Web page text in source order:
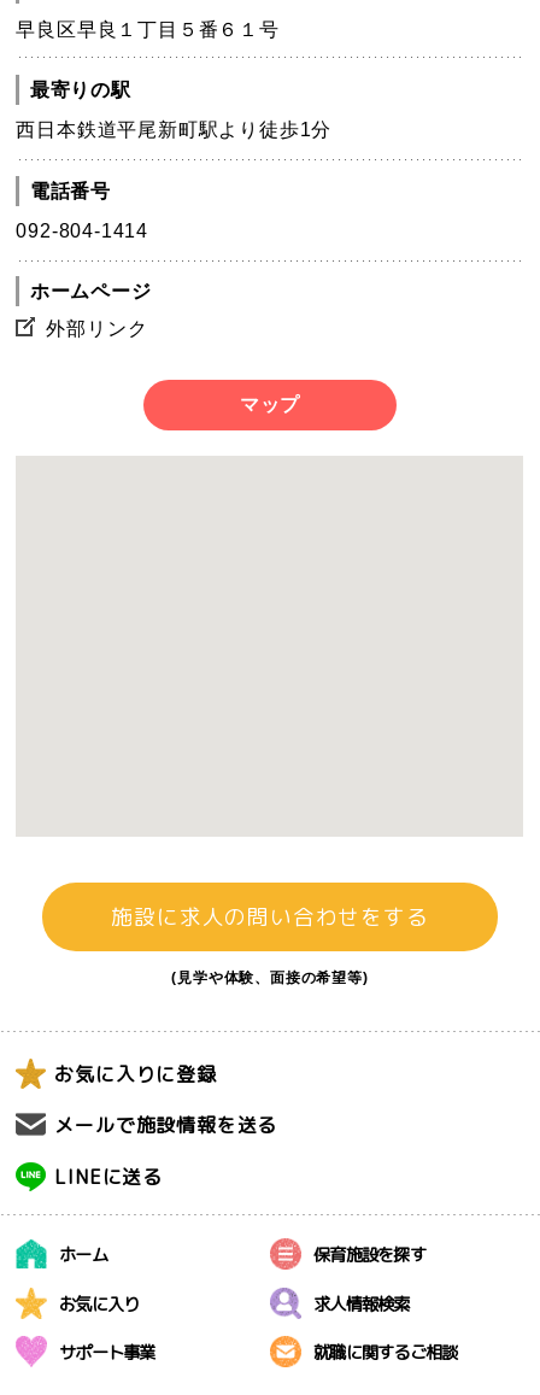
早良区早良１丁目５番６１号
最寄りの駅
西日本鉄道平尾新町駅より徒歩1分
電話番号
092-804-1414
ホームページ
外部リンク
マップ
施設に求人の問い合わせをする
(見学や体験、面接の希望等)
お気に入りに登録
メールで施設情報を送る
LINEに送る
ホーム 保育施設を探す
お気に入り 求人情報検索
サポート事業 就職に関するご相談